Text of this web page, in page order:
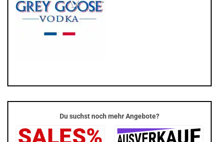
Du suchst noch mehr Angebote?